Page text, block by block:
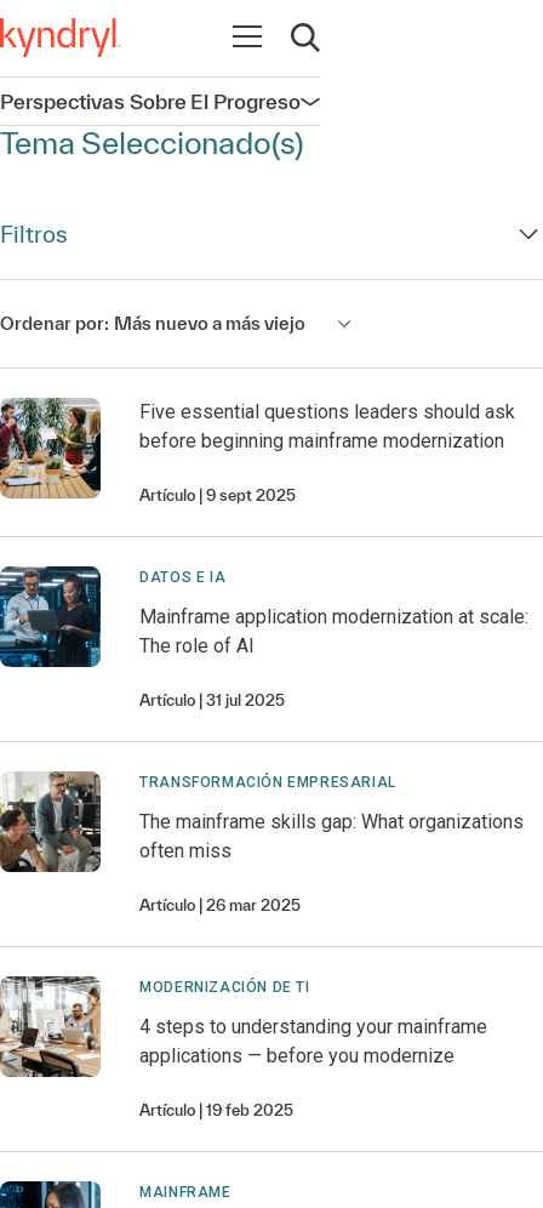
Abrir navegación
Abrir búsqueda
Perspectivas Sobre El ProgresoAbrir navegación
Tema Seleccionado(s)
Filtros
Ordenar por: Más nuevo a más viejo
Five essential questions leaders should ask
before beginning mainframe modernization
Artículo 9 sept 2025
DATOS E IA
Mainframe application modernization at scale:
The role of AI
Artículo 31 jul 2025
TRANSFORMACIÓN EMPRESARIAL
The mainframe skills gap: What organizations
often miss
Artículo 26 mar 2025
MODERNIZACIÓN DE TI
4 steps to understanding your mainframe
applications — before you modernize
Artículo 19 feb 2025
MAINFRAME